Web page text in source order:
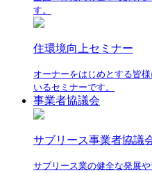
す。
住環境向上セミナー
オーナーをはじめとする皆
いるセミナーです。
事業者協議会
サブリース事業者協議
サブリース業の健全な発展